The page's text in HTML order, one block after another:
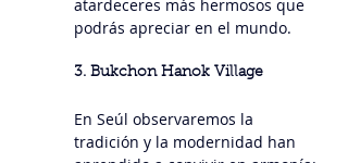
atardeceres más hermosos que
podrás apreciar en el mundo.
3. Bukchon Hanok Village
En Seúl observaremos la
tradición y la modernidad han